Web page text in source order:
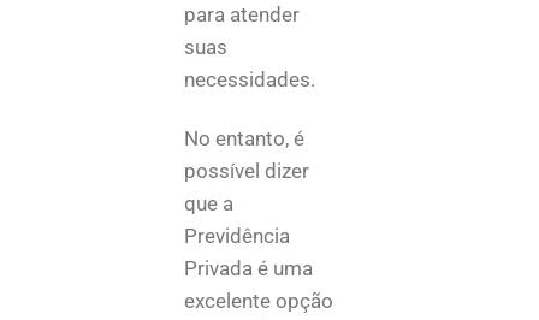
para atender
suas
necessidades.
No entanto, é
possível dizer
que a
Previdência
Privada é uma
excelente opção